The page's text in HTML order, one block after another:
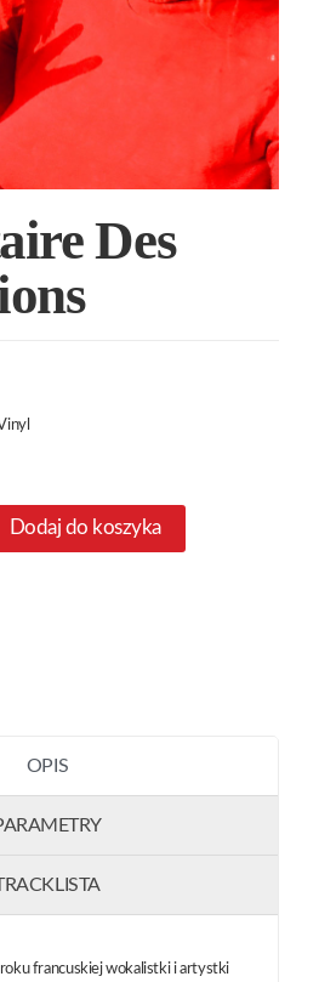
Des
Dodaj do koszyka
OPIS
francuskiej wokalistki i artystki